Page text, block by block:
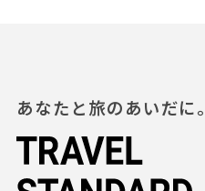
あなたと旅のあいだに。